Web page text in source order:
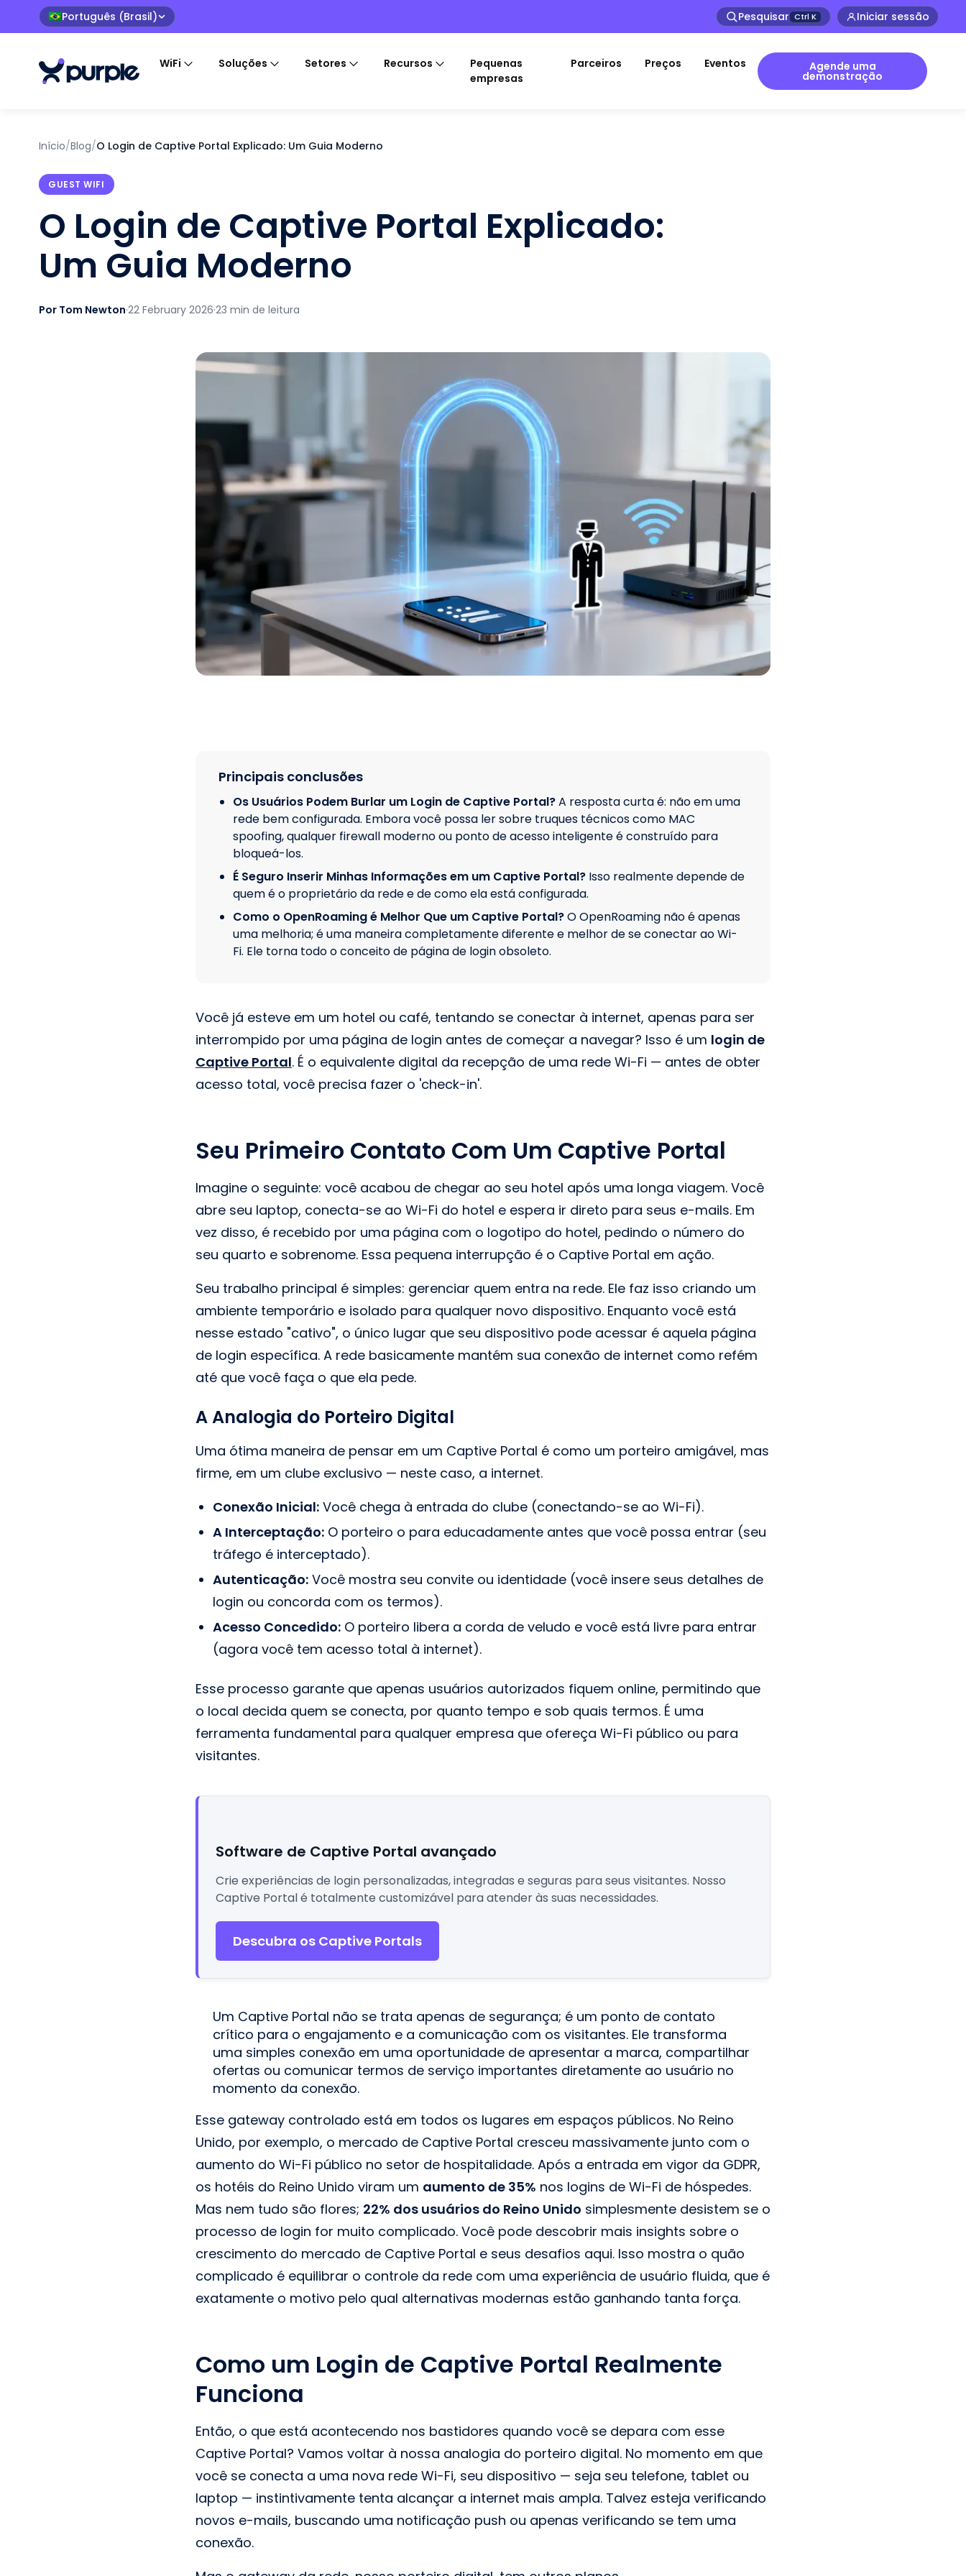
🇧🇷Português (Brasil) Pesquisar Ctrl K Iniciar sessão
WiFi Soluções Setores Recursos
Pequenas
empresas
Parceiros Preços Eventos Agende uma
demonstração
Início/Blog/O Login de Captive Portal Explicado: Um Guia Moderno
GUEST WIFI
O Login de Captive Portal Explicado:
Um Guia Moderno
Por Tom Newton·22 February 2026·23 min de leitura
Principais conclusões
Os Usuários Podem Burlar um Login de Captive Portal?A resposta curta é: não em uma
rede bem configurada. Embora você possa ler sobre truques técnicos como MAC
spoofing, qualquer firewall moderno ou ponto de acesso inteligente é construído para
bloqueá-los.
É Seguro Inserir Minhas Informações em um Captive Portal? Isso realmente depende de
quem é o proprietário da rede e de como ela está configurada.
Como o OpenRoaming é Melhor Que um Captive Portal?O OpenRoaming não é apenas
uma melhoria; é uma maneira completamente diferente e melhor de se conectar ao Wi-
Fi. Ele torna todo o conceito de página de login obsoleto.
Você já esteve em um hotel ou café, tentando se conectar à internet, apenas para ser
interrompido por uma página de login antes de começar a navegar? Isso é um login de
Captive Portal. É o equivalente digital da recepção de uma rede Wi-Fi — antes de obter
acesso total, você precisa fazer o 'check-in'.
Seu Primeiro Contato Com Um Captive Portal
Imagine o seguinte: você acabou de chegar ao seu hotel após uma longa viagem. Você
abre seu laptop, conecta-se ao Wi-Fi do hotel e espera ir direto para seus e-mails. Em
vez disso, é recebido por uma página com o logotipo do hotel, pedindo o número do
seu quarto e sobrenome. Essa pequena interrupção é o Captive Portal em ação.
Seu trabalho principal é simples: gerenciar quem entra na rede. Ele faz isso criando um
ambiente temporário e isolado para qualquer novo dispositivo. Enquanto você está
nesse estado "cativo", o único lugar que seu dispositivo pode acessar é aquela página
de login específica. A rede basicamente mantém sua conexão de internet como refém
até que você faça o que ela pede.
A Analogia do Porteiro Digital
Uma ótima maneira de pensar em um Captive Portal é como um porteiro amigável, mas
firme, em um clube exclusivo — neste caso, a internet.
Conexão Inicial: Você chega à entrada do clube (conectando-se ao Wi-Fi).
A Interceptação: O porteiro o para educadamente antes que você possa entrar (seu
tráfego é interceptado).
Autenticação: Você mostra seu convite ou identidade (você insere seus detalhes de
login ou concorda com os termos).
Acesso Concedido: O porteiro libera a corda de veludo e você está livre para entrar
(agora você tem acesso total à internet).
Esse processo garante que apenas usuários autorizados fiquem online, permitindo que
o local decida quem se conecta, por quanto tempo e sob quais termos. É uma
ferramenta fundamental para qualquer empresa que ofereça Wi-Fi público ou para
visitantes.
Software de Captive Portal avançado
Crie experiências de login personalizadas, integradas e seguras para seus visitantes. Nosso
Captive Portal é totalmente customizável para atender às suas necessidades.
Descubra os Captive Portals
Um Captive Portal não se trata apenas de segurança; é um ponto de contato
crítico para o engajamento e a comunicação com os visitantes. Ele transforma
uma simples conexão em uma oportunidade de apresentar a marca, compartilhar
ofertas ou comunicar termos de serviço importantes diretamente ao usuário no
momento da conexão.
Esse gateway controlado está em todos os lugares em espaços públicos. No Reino
Unido, por exemplo, o mercado de Captive Portal cresceu massivamente junto com o
aumento do Wi-Fi público no setor de hospitalidade. Após a entrada em vigor da GDPR,
os hotéis do Reino Unido viram um aumento de 35% nos logins de Wi-Fi de hóspedes.
Mas nem tudo são flores; 22% dos usuários do Reino Unido simplesmente desistem se o
processo de login for muito complicado. Você pode descobrir mais insights sobre o
crescimento do mercado de Captive Portal e seus desafios aqui. Isso mostra o quão
complicado é equilibrar o controle da rede com uma experiência de usuário fluida, que é
exatamente o motivo pelo qual alternativas modernas estão ganhando tanta força.
Como um Login de Captive Portal Realmente
Funciona
Então, o que está acontecendo nos bastidores quando você se depara com esse
Captive Portal? Vamos voltar à nossa analogia do porteiro digital. No momento em que
você se conecta a uma nova rede Wi-Fi, seu dispositivo — seja seu telefone, tablet ou
laptop — instintivamente tenta alcançar a internet mais ampla. Talvez esteja verificando
novos e-mails, buscando uma notificação push ou apenas verificando se tem uma
conexão.